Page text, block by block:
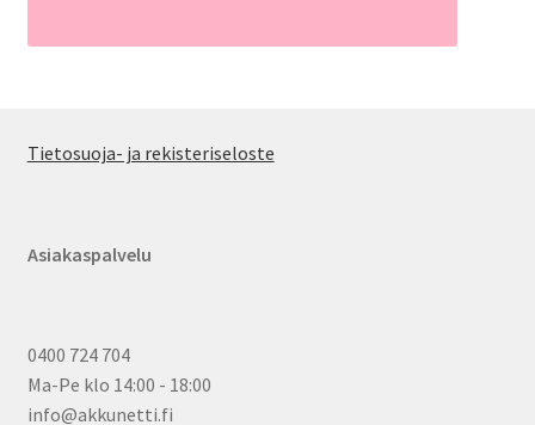
Tietosuoja- ja rekisteriseloste
Asiakaspalvelu
0400 724 704
Ma-Pe klo 14:00 - 18:00
info@akkunetti.fi